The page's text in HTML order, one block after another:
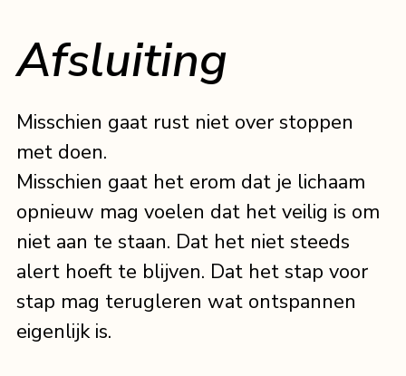
Afsluiting
Misschien gaat rust niet over stoppen
met doen.
Misschien gaat het erom dat je lichaam
opnieuw mag voelen dat het veilig is om
niet aan te staan. Dat het niet steeds
alert hoeft te blijven. Dat het stap voor
stap mag terugleren wat ontspannen
eigenlijk is.